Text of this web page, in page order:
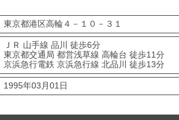
東京都港区高輪４－１０－３１
ＪＲ 山手線 品川 徒歩6分
東京都交通局 都営浅草線 高輪台 徒歩11分
京浜急行電鉄 京浜急行線 北品川 徒歩13分
1995年03月01日